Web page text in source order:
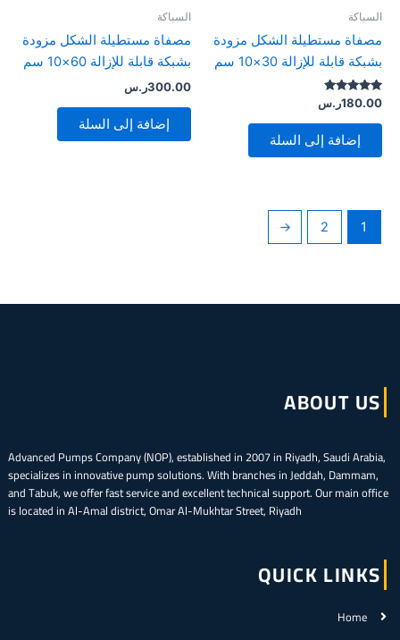
السباكة
مصفاة مستطيلة الشكل مزودة
بشبكة قابلة للإزالة 30×10 سم
تم التقييم
5.00
من 5
180.00ر.س
إضافة إلى السلة
السباكة
مصفاة مستطيلة الشكل مزودة
بشبكة قابلة للإزالة 60×10 سم
300.00ر.س
إضافة إلى السلة
1
2
←
ABOUT US
Advanced Pumps Company (NOP), established in 2007 in Riyadh, Saudi Arabia,
specializes in innovative pump solutions. With branches in Jeddah, Dammam,
and Tabuk, we offer fast service and excellent technical support. Our main office
is located in Al-Amal district, Omar Al-Mukhtar Street, Riyadh
QUICK LINKS
Home